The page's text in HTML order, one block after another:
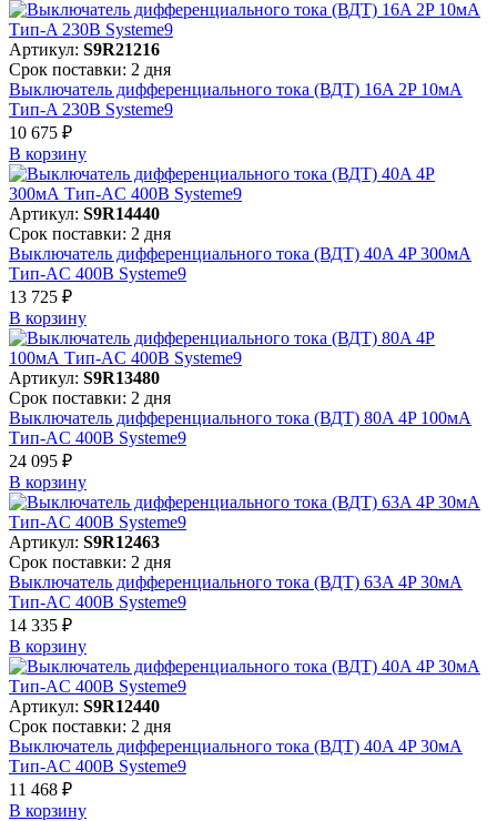
Артикул: S9R21216
Срок поставки: 2 дня
Выключатель дифференциального тока (ВДТ) 16A 2P 10мА
Тип-A 230В Systeme9
10 675 ₽
В корзинy
Артикул: S9R14440
Срок поставки: 2 дня
Выключатель дифференциального тока (ВДТ) 40A 4P 300мА
Тип-AC 400В Systeme9
13 725 ₽
В корзинy
Артикул: S9R13480
Срок поставки: 2 дня
Выключатель дифференциального тока (ВДТ) 80A 4P 100мА
Тип-AC 400В Systeme9
24 095 ₽
В корзинy
Артикул: S9R12463
Срок поставки: 2 дня
Выключатель дифференциального тока (ВДТ) 63A 4P 30мА
Тип-AC 400В Systeme9
14 335 ₽
В корзинy
Артикул: S9R12440
Срок поставки: 2 дня
Выключатель дифференциального тока (ВДТ) 40A 4P 30мА
Тип-AC 400В Systeme9
11 468 ₽
В корзинy